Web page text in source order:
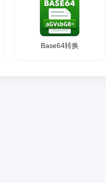
Base64转换